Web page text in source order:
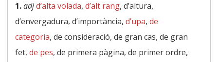
1.adjd’alta volada, d’alt rang, d’altura,
d’envergadura, d’importància, d’upa, de
categoria, de consideració, de gran cas, de gran
fet, de pes, de primera pàgina, de primer ordre,